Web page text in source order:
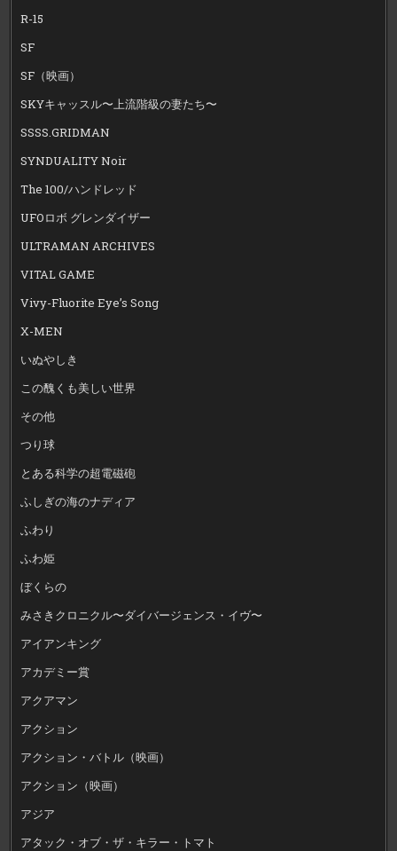
R-15
SF
SF（映画）
SKYキャッスル〜上流階級の妻たち〜
SSSS.GRIDMAN
SYNDUALITY Noir
The 100/ハンドレッド
UFOロボ グレンダイザー
ULTRAMAN ARCHIVES
VITAL GAME
Vivy-Fluorite Eye’s Song
X-MEN
いぬやしき
この醜くも美しい世界
その他
つり球
とある科学の超電磁砲
ふしぎの海のナディア
ふわり
ふわ姫
ぼくらの
みさきクロニクル〜ダイバージェンス・イヴ〜
アイアンキング
アカデミー賞
アクアマン
アクション
アクション・バトル（映画）
アクション（映画）
アジア
アタック・オブ・ザ・キラー・トマト